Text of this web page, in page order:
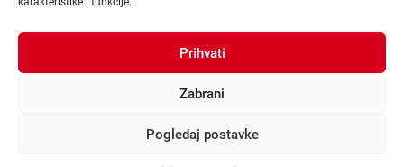
Prihvati
Zabrani
Pogledaj postavke